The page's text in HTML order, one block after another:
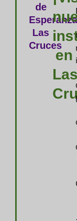
de
Las
Cruces
en